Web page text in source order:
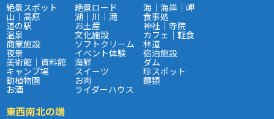
絶景スポット 絶景ロード 海｜海岸｜岬
山｜高原 湖｜川｜滝 食事処
道の駅 お土産 神社｜寺院
温泉 文化施設 カフェ｜軽食
商業施設 ソフトクリーム 林道
夜景 イベント体験 宿泊施設
美術館｜資料館 海鮮 ダム
キャンプ場 スイーツ 珍スポット
動植物園 お肉 麺類
お酒 ライダーハウス
東西南北の端